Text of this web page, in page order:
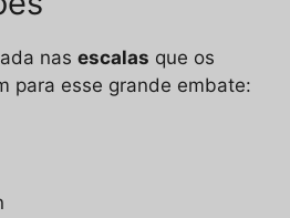
nas escalas que os
para esse grande embate: